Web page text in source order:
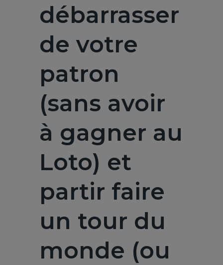
débarrasser
de votre
patron
(sans avoir
à gagner au
Loto) et
partir faire
un tour du
monde (ou